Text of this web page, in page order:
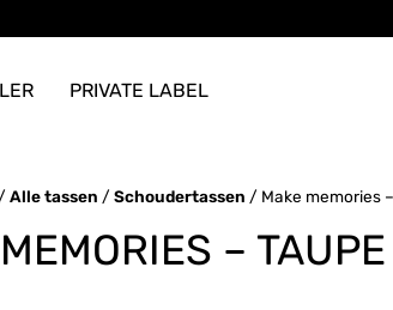
PRIVATE LABEL
/ Alle tassen / Schoudertassen / Make memories
– TAUPE